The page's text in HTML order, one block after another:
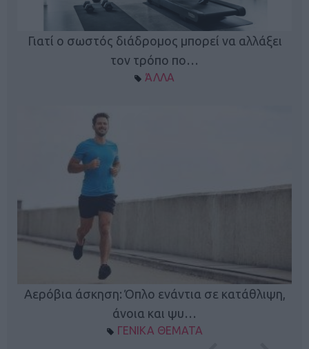
Γιατί ο σωστός διάδρομος μπορεί να αλλάξει
τον τρόπο πο…
ΆΛΛΑ
Αερόβια άσκηση: Όπλο ενάντια σε κατάθλιψη,
άνοια και ψυ…
ΓΕΝΙΚΑ ΘΕΜΑΤΑ